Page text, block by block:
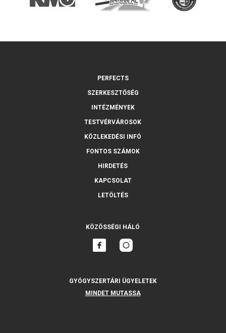
PERFECTS
SZERKESZTŐSÉG
INTÉZMÉNYEK
TESTVÉRVÁROSOK
KÖZLEKEDÉSI INFÓ
FONTOS SZÁMOK
HIRDETÉS
KAPCSOLAT
LETÖLTÉS
KÖZÖSSÉGI HÁLÓ
GYÓGYSZERTÁRI ÜGYELETEK
MINDET MUTASSA